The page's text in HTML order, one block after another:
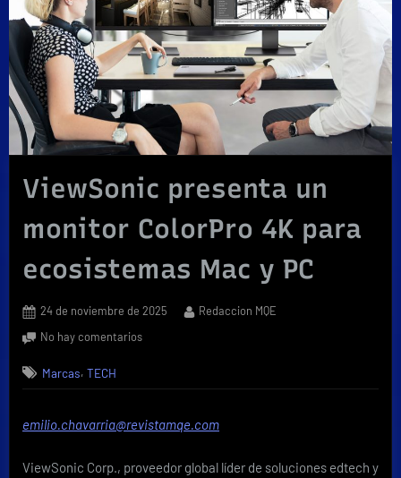
ViewSonic presenta un
monitor ColorPro 4K para
ecosistemas Mac y PC
Posted
24 de noviembre de 2025 By
Redaccion MQE
No hay comentariosen
un
ColorPro
para
Marcas,TECH
emilio.chavarria@revistamqe.com
ViewSonic Corp., proveedor global líder de soluciones edtech y